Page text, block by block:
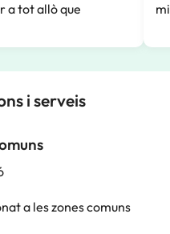
a tot allò que
i serveis
a les zones comuns